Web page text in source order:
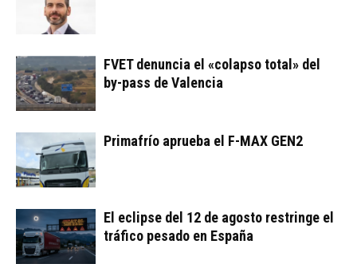
FVET denuncia el «colapso total» del
by-pass de Valencia
Primafrío aprueba el F-MAX GEN2
El eclipse del 12 de agosto restringe el
tráfico pesado en España